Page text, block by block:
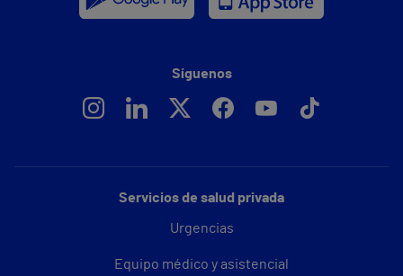
Servicios de salud privada
Urgencias
Equipo médico y asistencial
Síguenos